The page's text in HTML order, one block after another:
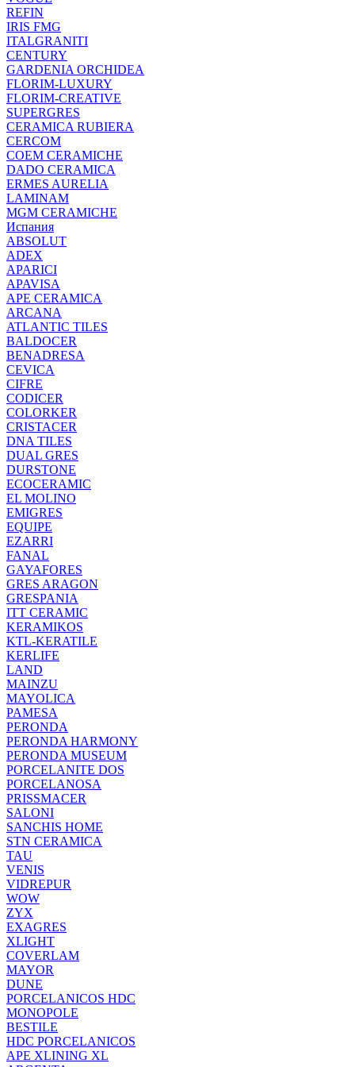
REFIN
IRIS FMG
ITALGRANITI
CENTURY
GARDENIA ORCHIDEA
FLORIM-LUXURY
FLORIM-CREATIVE
SUPERGRES
CERAMICA RUBIERA
CERCOM
COEM CERAMICHE
DADO CERAMICA
ERMES AURELIA
LAMINAM
MGM CERAMICHE
Испания
ABSOLUT
ADEX
APARICI
APAVISA
APE CERAMICA
ARCANA
ATLANTIC TILES
BALDOCER
BENADRESA
CEVICA
CIFRE
CODICER
COLORKER
CRISTACER
DNA TILES
DUAL GRES
DURSTONE
ECOCERAMIC
EL MOLINO
EMIGRES
EQUIPE
EZARRI
FANAL
GAYAFORES
GRES ARAGON
GRESPANIA
ITT CERAMIC
KERAMIKOS
KTL-KERATILE
KERLIFE
LAND
MAINZU
MAYOLICA
PAMESA
PERONDA
PERONDA HARMONY
PERONDA MUSEUM
PORCELANITE DOS
PORCELANOSA
PRISSMACER
SALONI
SANCHIS HOME
STN CERAMICA
TAU
VENIS
VIDREPUR
WOW
ZYX
EXAGRES
XLIGHT
COVERLAM
MAYOR
DUNE
PORCELANICOS HDC
MONOPOLE
BESTILE
HDC PORCELANICOS
APE XLINING XL